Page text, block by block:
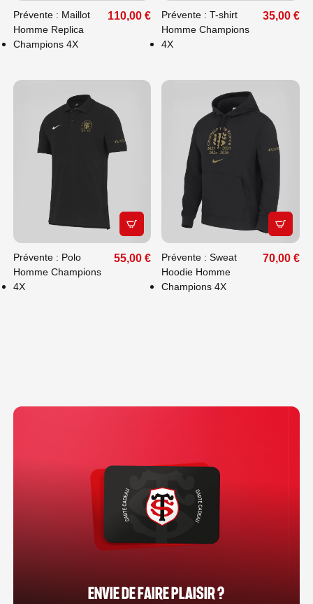
Prévente : Maillot
Homme Replica
Champions 4X
110,00 €
Prévente : T-shirt
Homme Champions
4X
35,00 €
APERÇU RAPIDE
Prévente : Polo
Homme Champions
4X
55,00 €
Prévente : Sweat
Hoodie Homme
Champions 4X
70,00 €
ENVIE DE FAIRE PLAISIR ?